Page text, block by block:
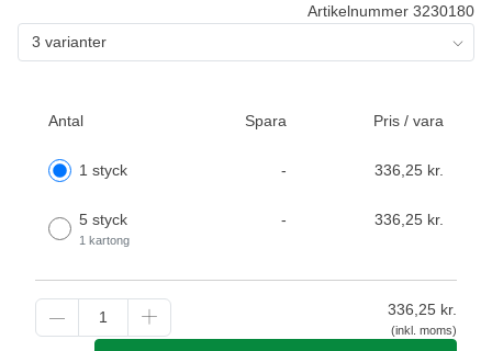
Artikelnummer 3230180
3 varianter
Antal Spara Pris / vara
1 styck - 336,25 kr.
5 styck
1 kartong
- 336,25 kr.
336,25 kr.
(inkl. moms)